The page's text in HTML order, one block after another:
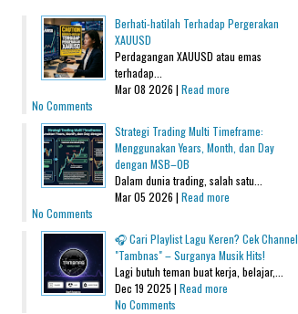
Berhati-hatilah Terhadap Pergerakan
XAUUSD
Perdagangan XAUUSD atau emas
terhadap...
Mar 08 2026 | Read more
No Comments
Strategi Trading Multi Timeframe:
Menggunakan Years, Month, dan Day
dengan MSB–OB
Dalam dunia trading, salah satu...
Mar 05 2026 | Read more
No Comments
🎧 Cari Playlist Lagu Keren? Cek Channel
"Tambnas" – Surganya Musik Hits!
Lagi butuh teman buat kerja, belajar,...
Dec 19 2025 | Read more
No Comments